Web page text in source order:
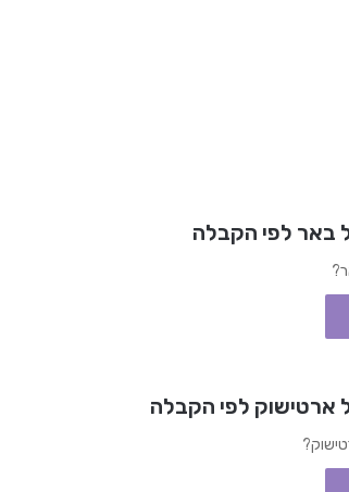
באר לפי הקבלה
ארטישוק לפי הקבלה